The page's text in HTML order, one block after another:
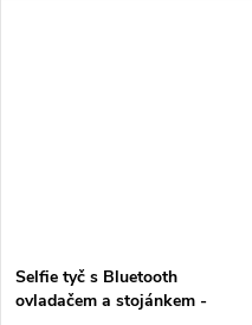
Selfie tyč s Bluetooth
ovladačem a stojánkem -